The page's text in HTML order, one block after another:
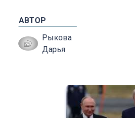
АВТОР
Рыкова
Дарья